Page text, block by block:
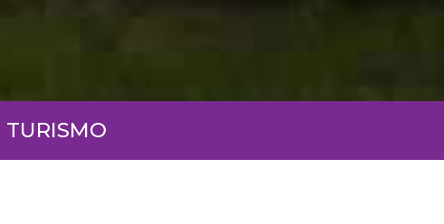
TURISMO